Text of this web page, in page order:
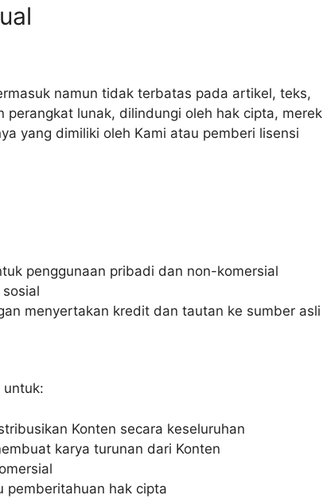
namun tidak terbatas pada artikel, teks,
lunak, dilindungi oleh hak cipta, merek
yang dimiliki oleh Kami atau pemberi lisensi
penggunaan pribadi dan non-komersial
menyertakan kredit dan tautan ke sumber asli
untuk:
Konten secara keseluruhan
karya turunan dari Konten
pemberitahuan hak cipta